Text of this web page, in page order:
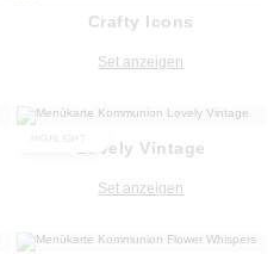
Crafty Icons
Set anzeigen
Lovely Vintage
Set anzeigen